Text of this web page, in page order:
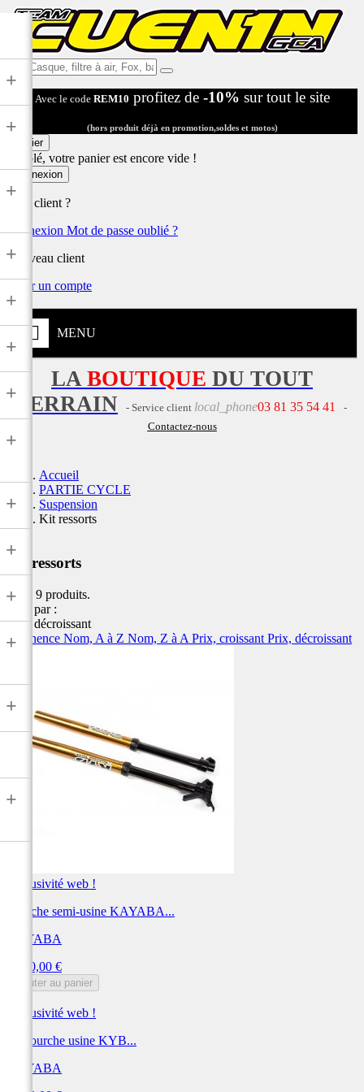
Ex:
Casque,
filtre
air,
Fox,
...
Avec le code REM10 profitez de -10% sur tout le site
(hors produit déjà en promotion,soldes et motos)
Panier
Désolé, votre panier est encore vide !
Connexion
Déjà client ?
Connexion Mot de passe oublié ?
Nouveau client
Créer un compte
MENU
+
+
+
+
+
+
+
+
+
+
+
+
+
+
LA BOUTIQUE DU TOUT
TERRAIN
- Service client local_phone03 81 35 54 41
-
Contactez-nous
Accueil
PARTIE CYCLE
Suspension
Kit ressorts
Kit ressorts
Il y a 9 produits.
Trier par :
Prix, décroissant
Pertinence Nom, A à Z Nom, Z à A Prix, croissant Prix, décroissant
Exclusivité web !
Fourche semi-usine KAYABA...
KAYABA
3 240,00 €
Ajouter au panier
Exclusivité web !
Kit fourche usine KYB...
KAYABA